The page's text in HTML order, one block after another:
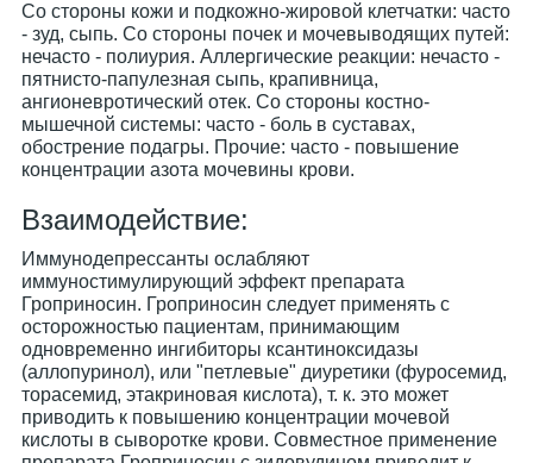
Со стороны кожи и подкожно-жировой клетчатки: часто
- зуд, сыпь. Со стороны почек и мочевыводящих путей:
нечасто - полиурия. Аллергические реакции: нечасто -
пятнисто-папулезная сыпь, крапивница,
ангионевротический отек. Со стороны костно-
мышечной системы: часто - боль в суставах,
обострение подагры. Прочие: часто - повышение
концентрации азота мочевины крови.
Взаимодействие:
Иммунодепрессанты ослабляют
иммуностимулирующий эффект препарата
Гроприносин. Гроприносин следует применять с
осторожностью пациентам, принимающим
одновременно ингибиторы ксантиноксидазы
(аллопуринол), или "петлевые" диуретики (фуросемид,
торасемид, этакриновая кислота), т. к. это может
приводить к повышению концентрации мочевой
кислоты в сыворотке крови. Совместное применение